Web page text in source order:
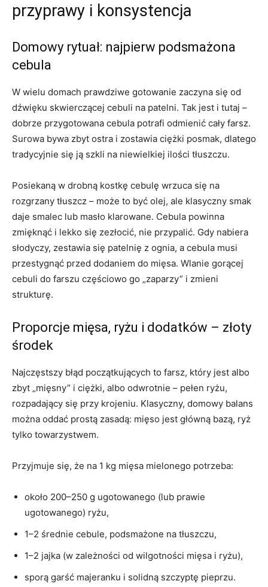
przyprawy i konsystencja
Domowy rytuał: najpierw podsmażona
cebula
W wielu domach prawdziwe gotowanie zaczyna się od
dźwięku skwierczącej cebuli na patelni. Tak jest i tutaj –
dobrze przygotowana cebula potrafi odmienić cały farsz.
Surowa bywa zbyt ostra i zostawia ciężki posmak, dlatego
tradycyjnie się ją szkli na niewielkiej ilości tłuszczu.
Posiekaną w drobną kostkę cebulę wrzuca się na
rozgrzany tłuszcz – może to być olej, ale klasyczny smak
daje smalec lub masło klarowane. Cebula powinna
zmięknąć i lekko się zezłocić, nie przypalić. Gdy nabiera
słodyczy, zestawia się patelnię z ognia, a cebula musi
przestygnąć przed dodaniem do mięsa. Wlanie gorącej
cebuli do farszu częściowo go „zaparzy” i zmieni
strukturę.
Proporcje mięsa, ryżu i dodatków – złoty
środek
Najczęstszy błąd początkujących to farsz, który jest albo
zbyt „mięsny” i ciężki, albo odwrotnie – pełen ryżu,
rozpadający się przy krojeniu. Klasyczny, domowy balans
można oddać prostą zasadą: mięso jest główną bazą, ryż
tylko towarzystwem.
Przyjmuje się, że na 1 kg mięsa mielonego potrzeba:
około 200–250 g ugotowanego (lub prawie
ugotowanego) ryżu,
1–2 średnie cebule, podsmażone na tłuszczu,
1–2 jajka (w zależności od wilgotności mięsa i ryżu),
sporą garść majeranku i solidną szczyptę pieprzu.